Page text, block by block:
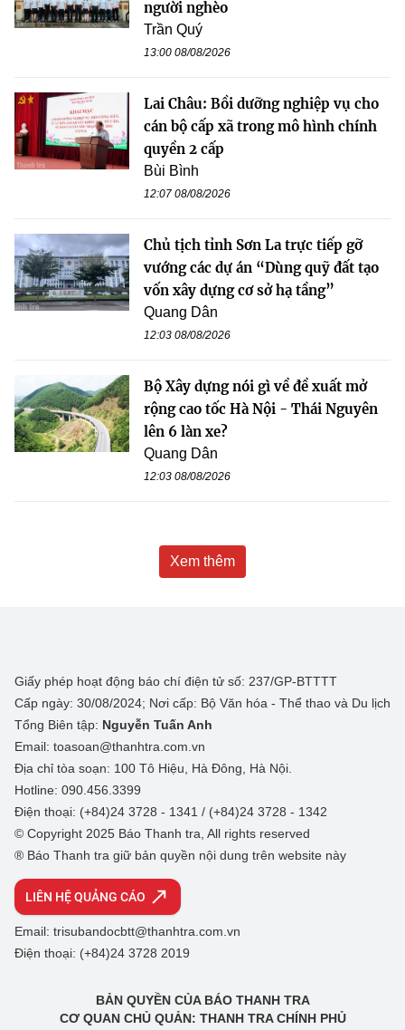
người nghèo
Trần Quý
13:00 08/08/2026
Lai Châu: Bồi dưỡng nghiệp vụ cho
cán bộ cấp xã trong mô hình chính
quyền 2 cấp
Bùi Bình
12:07 08/08/2026
Chủ tịch tỉnh Sơn La trực tiếp gỡ
vướng các dự án “Dùng quỹ đất tạo
vốn xây dựng cơ sở hạ tầng”
Quang Dân
12:03 08/08/2026
Bộ Xây dựng nói gì về đề xuất mở
rộng cao tốc Hà Nội - Thái Nguyên
lên 6 làn xe?
Quang Dân
12:03 08/08/2026
Xem thêm
Giấy phép hoạt động báo chí điện tử số: 237/GP-BTTTT
Cấp ngày: 30/08/2024; Nơi cấp: Bộ Văn hóa - Thể thao và Du lịch
Tổng Biên tập: Nguyễn Tuấn Anh
Email: toasoan@thanhtra.com.vn
Địa chỉ tòa soạn: 100 Tô Hiệu, Hà Đông, Hà Nội.
Hotline: 090.456.3399
Điện thoại: (+84)24 3728 - 1341 / (+84)24 3728 - 1342
© Copyright 2025 Báo Thanh tra, All rights reserved
® Báo Thanh tra giữ bản quyền nội dung trên website này
LIÊN HỆ QUẢNG CÁO
Email: trisubandocbtt@thanhtra.com.vn
Điện thoại: (+84)24 3728 2019
BẢN QUYỀN CỦA BÁO THANH TRA
CƠ QUAN CHỦ QUẢN: THANH TRA CHÍNH PHỦ